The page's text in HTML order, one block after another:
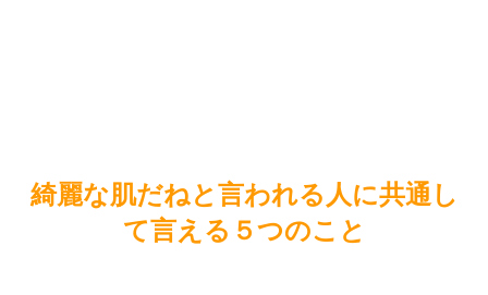
綺麗な肌だねと言われる人に共通し
て言える５つのこと